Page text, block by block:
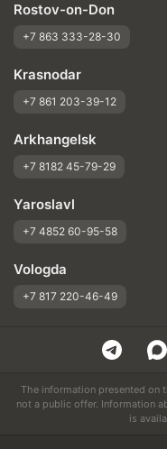
Rostov-on-Don
+7 863 333-28-30
Krasnodar
+7 861 203-39-12
Arkhangelsk
+7 8182 45-79-29
Yaroslavl
+7 4852 60-95-58
Vologda
+7 817 220-46-49
The information presented on
not a public offer. Information
is